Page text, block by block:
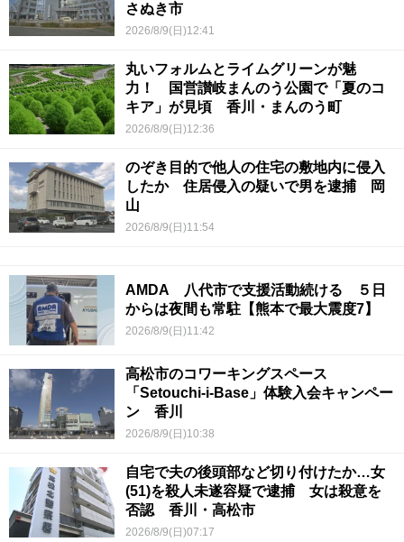
さぬき市
2026/8/9(日)12:41
丸いフォルムとライムグリーンが魅
力！ 国営讃岐まんのう公園で「夏のコ
キア」が見頃 香川・まんのう町
2026/8/9(日)12:36
のぞき目的で他人の住宅の敷地内に侵入
したか 住居侵入の疑いで男を逮捕 岡
山
2026/8/9(日)11:54
AMDA 八代市で支援活動続ける ５日
からは夜間も常駐【熊本で最大震度7】
2026/8/9(日)11:42
高松市のコワーキングスペース
「Setouchi-i-Base」体験入会キャンペー
ン 香川
2026/8/9(日)10:38
自宅で夫の後頭部など切り付けたか…女
(51)を殺人未遂容疑で逮捕 女は殺意を
否認 香川・高松市
2026/8/9(日)07:17